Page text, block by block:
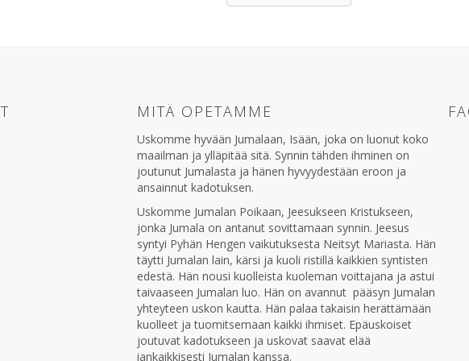
MITÄ OPETAMME
Uskomme hyvään Jumalaan, Isään, joka on luonut koko
maailman ja ylläpitää sitä. Synnin tähden ihminen on
joutunut Jumalasta ja hänen hyvyydestään eroon ja
ansainnut kadotuksen.
Uskomme Jumalan Poikaan, Jeesukseen Kristukseen,
jonka Jumala on antanut sovittamaan synnin. Jeesus
syntyi Pyhän Hengen vaikutuksesta Neitsyt Mariasta. Hän
täytti Jumalan lain, kärsi ja kuoli ristillä kaikkien syntisten
edestä. Hän nousi kuolleista kuoleman voittajana ja astui
taivaaseen Jumalan luo. Hän on avannut pääsyn Jumalan
yhteyteen uskon kautta. Hän palaa takaisin herättämään
kuolleet ja tuomitsemaan kaikki ihmiset. Epäuskoiset
joutuvat kadotukseen ja uskovat saavat elää
iankaikkisesti Jumalan kanssa.